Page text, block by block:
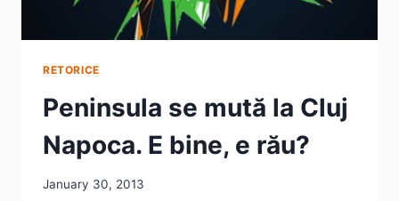
RETORICE
Peninsula se mută la Cluj
Napoca. E bine, e rău?
January 30, 2013